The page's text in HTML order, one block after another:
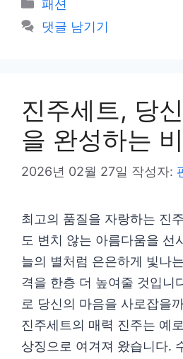
테
패션
댓글 남기기
진주세트, 당
을 완성하는
2026년 02월 27일 작성자:
최고의 품질을 자랑하는 진
도 변치 않는 아름다움을 선
늘의 별처럼 은은하게 빛나
격을 한층 더 높여줄 것입니
로 당신의 마음을 사로잡을
진주세트의 매력 진주는 예
상징으로 여겨져 왔습니다.